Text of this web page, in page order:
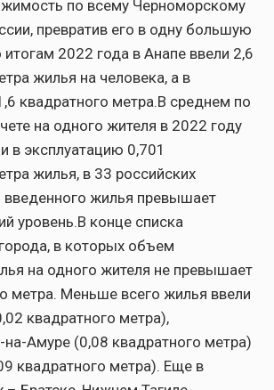
по всему Черноморскому
превратив его в одну большую
итогам 2022 года в Анапе ввели 2,6
жилья на человека, а в
квадратного метра.В среднем по
на одного жителя в 2022 году
в эксплуатацию 0,701
жилья, в 33 российских
введенного жилья превышает
уровень.В конце списка
в которых объем
на одного жителя не превышает
метра. Меньше всего жилья ввели
квадратного метра),
Амуре (0,08 квадратного метра)
квадратного метра). Еще в